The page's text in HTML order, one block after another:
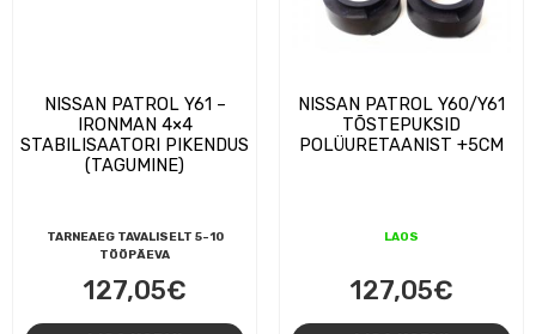
NISSAN PATROL Y61 –
IRONMAN 4×4
STABILISAATORI PIKENDUS
(TAGUMINE)
TARNEAEG TAVALISELT 5-10
TÖÖPÄEVA
127,05€
NISSAN PATROL Y60/Y61
TÕSTEPUKSID
POLÜURETAANIST +5CM
LAOS
127,05€